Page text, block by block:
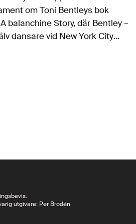
om Toni Bentleys bok
balanchine Story, där Bentley –
dansare vid New York City
utgivare: Per Brodén